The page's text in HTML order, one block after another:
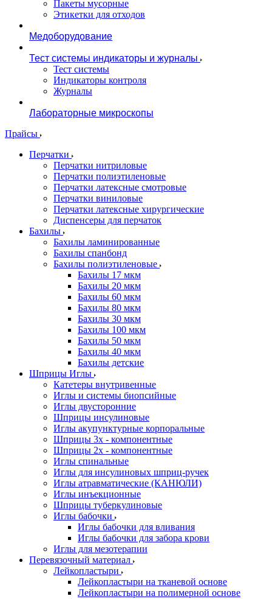
Пакеты мусорные
Этикетки для отходов
Медоборудование
Тест системы индикаторы и журналы
Тест системы
Индикаторы контроля
Журналы
Лабораторные микроскопы
Прайсы
Перчатки
Перчатки нитриловые
Перчатки полиэтиленовые
Перчатки латексные смотровые
Перчатки виниловые
Перчатки латексные хирургические
Диспенсеры для перчаток
Бахилы
Бахилы ламинированные
Бахилы спанбонд
Бахилы полиэтиленовые
Бахилы 17 мкм
Бахилы 20 мкм
Бахилы 60 мкм
Бахилы 80 мкм
Бахилы 30 мкм
Бахилы 100 мкм
Бахилы 50 мкм
Бахилы 40 мкм
Бахилы детские
Шприцы Иглы
Катетеры внутривенные
Иглы и системы биопсийные
Иглы двусторонние
Шприцы инсулиновые
Иглы акупунктурные корпоральные
Шприцы 3х - компонентные
Шприцы 2х - компонентные
Иглы спинальные
Иглы для инсулиновых шприц-ручек
Иглы атравматические (КАНЮЛИ)
Иглы инъекционные
Шприцы туберкулиновые
Иглы бабочки
Иглы бабочки для вливания
Иглы бабочки для забора крови
Иглы для мезотерапии
Перевязочный материал
Лейкопластыри
Лейкопластыри на тканевой основе
Лейкопластыри на полимерной основе